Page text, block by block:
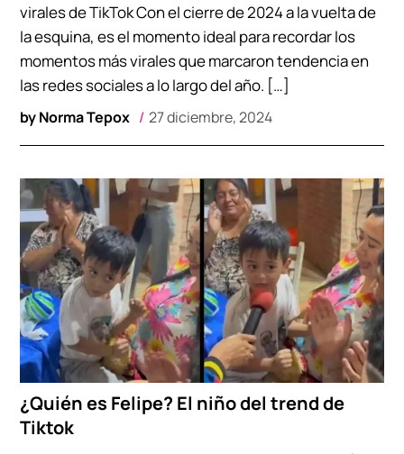
byNorma Tepox 27 diciembre, 2024
virales de TikTok Con el cierre de 2024 a la vuelta de
la esquina, es el momento ideal para recordar los
momentos más virales que marcaron tendencia en
las redes sociales a lo largo del año. […]
¿Quién es Felipe? El niño del trend de
Tiktok